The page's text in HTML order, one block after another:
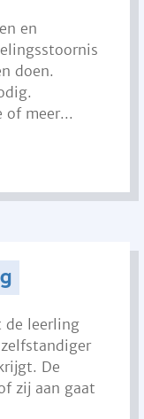
en
doen.
of meer...
de leerling
De
zij aan gaat